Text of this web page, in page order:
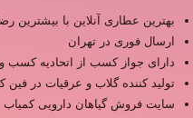
بهترین عطاری آنلاین با بیشترین
ارسال فوری در تهران
دارای جواز کسب از اتحادیه کسب
تولید کننده گلاب و عرقیات در فین
سایت فروش گیاهان دارویی کمیاب